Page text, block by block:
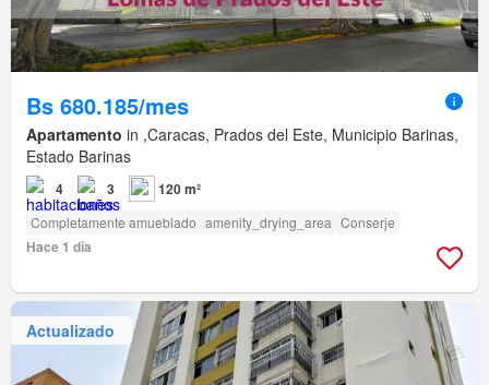
Bs 680.185/mes
Apartamento in ,Caracas, Prados del Este, Municipio Barinas,
Estado Barinas
4 3 120 m²
Completamente amueblado amenity_drying_area Conserje
Hace 1 día
Actualizado